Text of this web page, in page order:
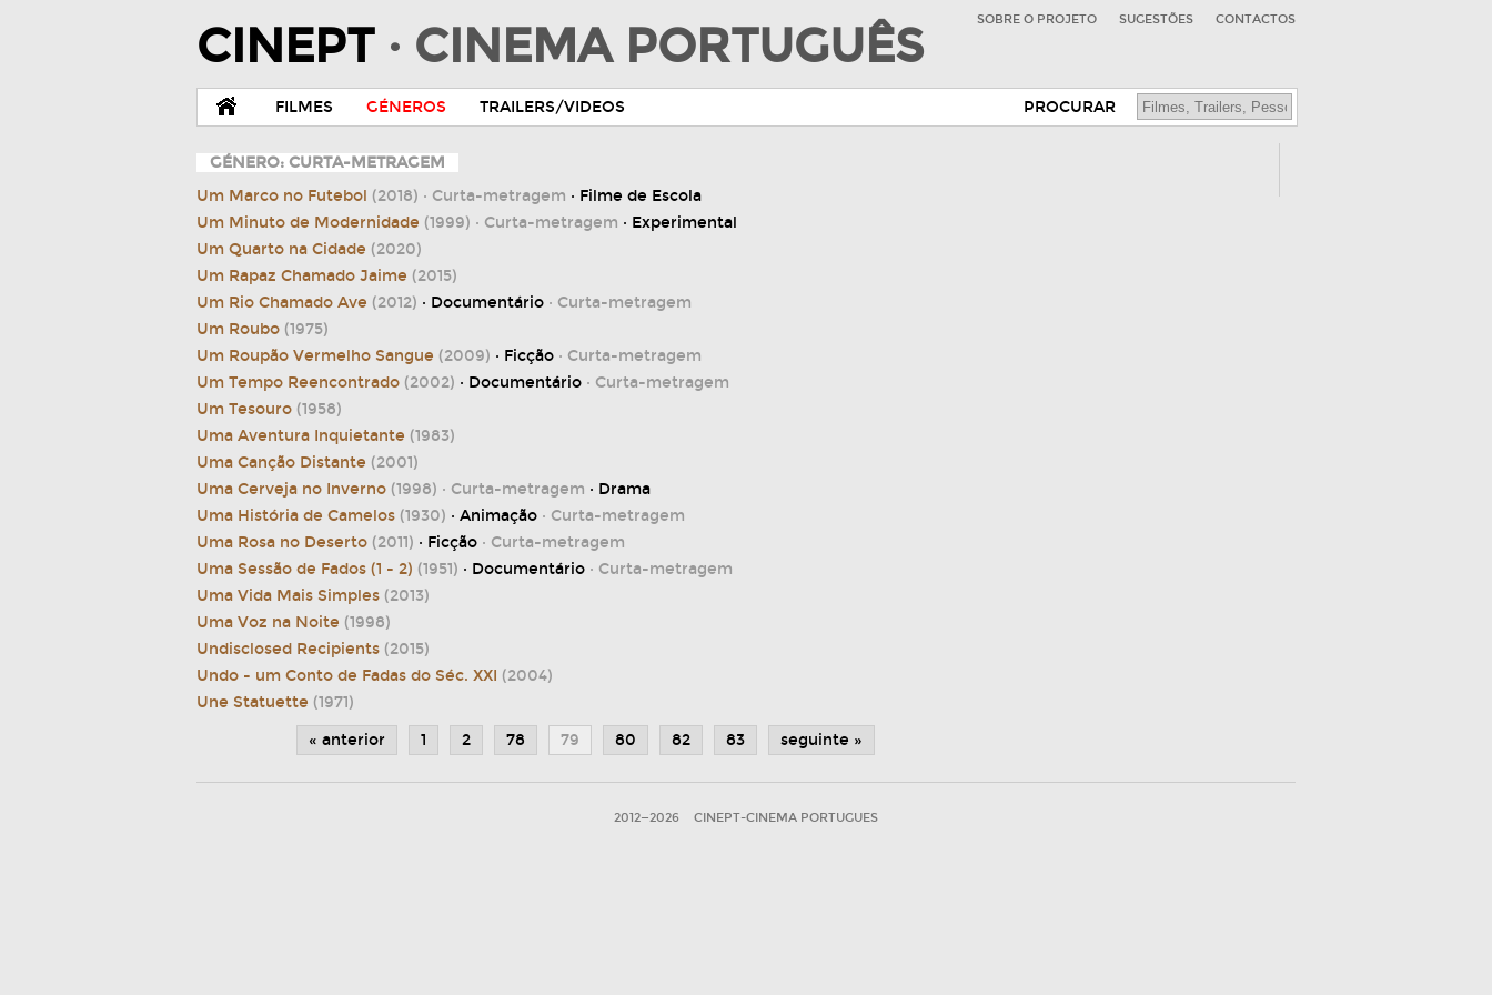
CINEPT · CINEMA PORTUGUÊS SOBRE O PROJETO SUGESTÕES CONTACTOS
FILMES GÉNEROS TRAILERS/VIDEOS PROCURAR
GÉNERO: CURTA-METRAGEM
Um Marco no Futebol (2018) · Curta-metragem · Filme de Escola
Um Minuto de Modernidade (1999) · Curta-metragem · Experimental
Um Quarto na Cidade (2020)
Um Rapaz Chamado Jaime (2015)
Um Rio Chamado Ave (2012) · Documentário · Curta-metragem
Um Roubo (1975)
Um Roupão Vermelho Sangue (2009) · Ficção · Curta-metragem
Um Tempo Reencontrado (2002) · Documentário · Curta-metragem
Um Tesouro (1958)
Uma Aventura Inquietante (1983)
Uma Canção Distante (2001)
Uma Cerveja no Inverno (1998) · Curta-metragem · Drama
Uma História de Camelos (1930) · Animação · Curta-metragem
Uma Rosa no Deserto (2011) · Ficção · Curta-metragem
Uma Sessão de Fados (1 - 2) (1951) · Documentário · Curta-metragem
Uma Vida Mais Simples (2013)
Uma Voz na Noite (1998)
Undisclosed Recipients (2015)
Undo - um Conto de Fadas do Séc. XXI (2004)
Une Statuette (1971)
« anterior
1 2 78 79 80 82 83 seguinte »
2012—2026 CINEPT-CINEMA PORTUGUES